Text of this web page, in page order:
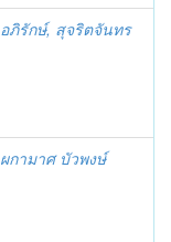
อภิรักษ์, สุจริตจันทร
ผกามาศ บัวพงษ์